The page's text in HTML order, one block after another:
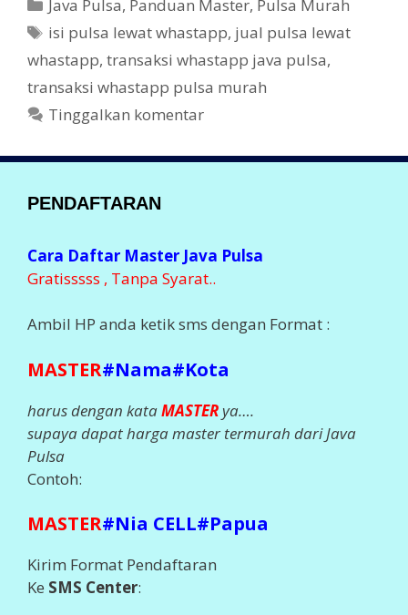
b
o
o
k
er
a
e
g
o
i
Java Pulsa, Panduan Master, Pulsa Murah
T
a
isi pulsa lewat whastapp, jual pulsa lewat
whastapp, transaksi whastapp java pulsa,
transaksi whastapp pulsa murah
Tinggalkan komentar
PENDAFTARAN
Cara Daftar Master Java Pulsa
Gratisssss , Tanpa Syarat..
Ambil HP anda ketik sms dengan Format :
MASTER#Nama#Kota
harus dengan kataMASTER ya….
supaya dapat harga master termurah dari Java
Pulsa
Contoh:
MASTER#Nia CELL#Papua
Kirim Format Pendaftaran
Ke SMS Center: